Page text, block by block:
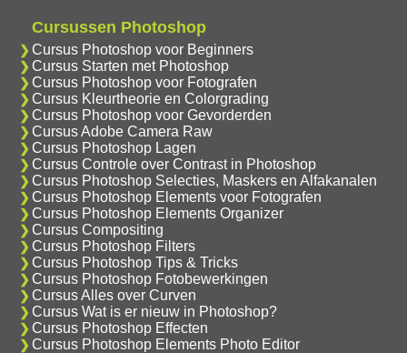
Cursussen Photoshop
Cursus Photoshop voor Beginners
Cursus Starten met Photoshop
Cursus Photoshop voor Fotografen
Cursus Kleurtheorie en Colorgrading
Cursus Photoshop voor Gevorderden
Cursus Adobe Camera Raw
Cursus Photoshop Lagen
Cursus Controle over Contrast in Photoshop
Cursus Photoshop Selecties, Maskers en Alfakanalen
Cursus Photoshop Elements voor Fotografen
Cursus Photoshop Elements Organizer
Cursus Compositing
Cursus Photoshop Filters
Cursus Photoshop Tips & Tricks
Cursus Photoshop Fotobewerkingen
Cursus Alles over Curven
Cursus Wat is er nieuw in Photoshop?
Cursus Photoshop Effecten
Cursus Photoshop Elements Photo Editor